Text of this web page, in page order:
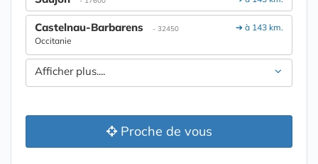
➔ à 143 km.
Castelnau-Barbarens - 32450
Occitanie
Afficher plus....
Proche de vous